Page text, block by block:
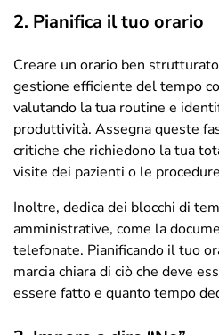
2. Pianifica il tuo orario
Creare un orario ben
gestione efficiente del tempo
valutando la tua routine e
produttività. Assegna queste
critiche che richiedono la tua
visite dei pazienti o le
Inoltre, dedica dei blocchi di
amministrative, come la
telefonate. Pianificando il tuo
marcia chiara di ciò che deve
essere fatto e quanto tempo